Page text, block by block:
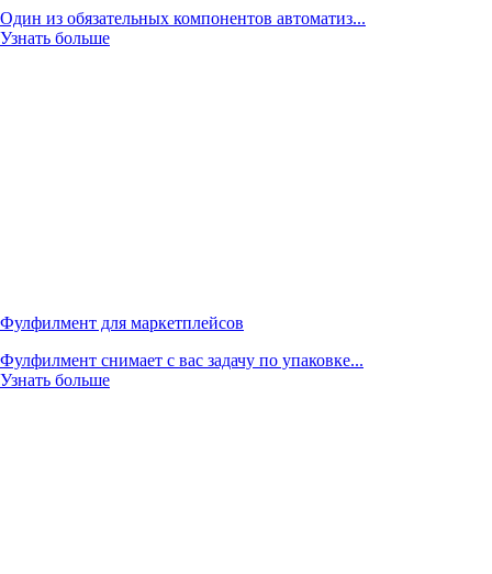
Один из обязательных компонентов автоматиз...
Узнать больше
Фулфилмент для маркетплейсов
Фулфилмент снимает с вас задачу по упаковке...
Узнать больше